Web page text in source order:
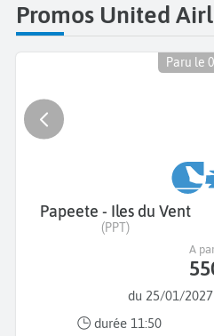
Promos United
Paru le
Papeete - Iles du Vent
(PPT)
du 25/01/
durée 11:50
A